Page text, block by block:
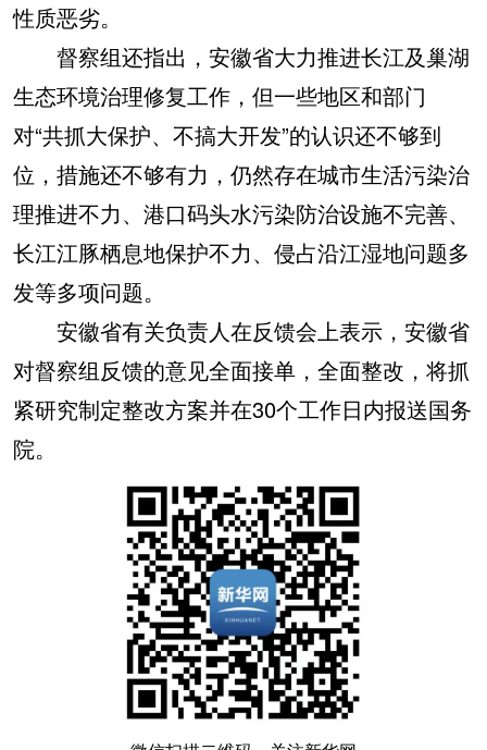
性质恶劣。
督察组还指出，安徽省大力推进长江及巢湖
生态环境治理修复工作，但一些地区和部门
对“共抓大保护、不搞大开发”的认识还不够到
位，措施还不够有力，仍然存在城市生活污染治
理推进不力、港口码头水污染防治设施不完善、
长江江豚栖息地保护不力、侵占沿江湿地问题多
发等多项问题。
安徽省有关负责人在反馈会上表示，安徽省
对督察组反馈的意见全面接单，全面整改，将抓
紧研究制定整改方案并在30个工作日内报送国务
院。